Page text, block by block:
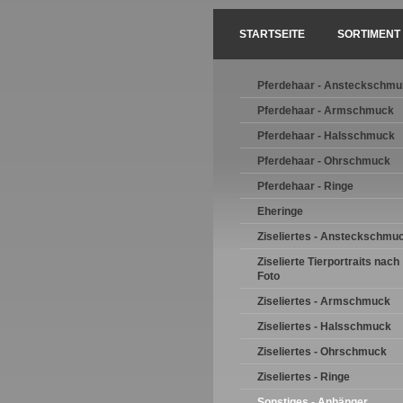
STARTSEITE SORTIMENT
Pferdehaar -
Pferdehaar - Armschmuck
Pferdehaar - Halsschmuck
Pferdehaar - Ohrschmuck
Pferdehaar - Ringe
Eheringe
Ziseliertes -
Ziselierte Tierportraits nach
Foto
Ziseliertes - Armschmuck
Ziseliertes - Halsschmuck
Ziseliertes - Ohrschmuck
Ziseliertes - Ringe